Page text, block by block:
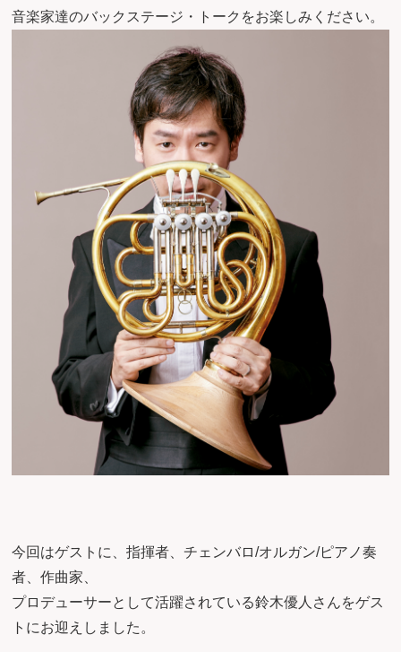
音楽家達のバックステージ・トークをお楽しみください。
今回はゲストに、指揮者、チェンバロ/オルガン/ピアノ奏
者、作曲家、
プロデューサーとして活躍されている鈴木優人さんをゲス
トにお迎えしました。